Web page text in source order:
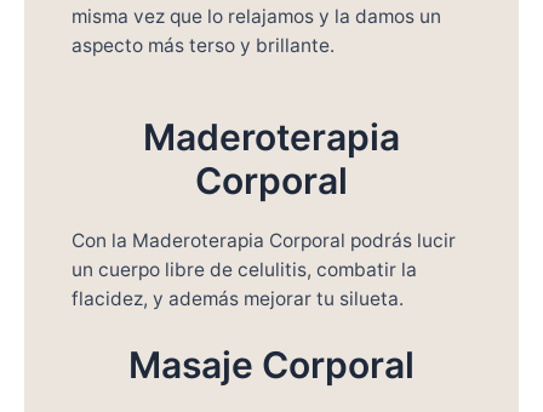
misma vez que lo relajamos y la damos un
aspecto más terso y brillante.
Maderoterapia
Corporal
Con la Maderoterapia Corporal podrás lucir
un cuerpo libre de celulitis, combatir la
flacidez, y además mejorar tu silueta.
Masaje Corporal